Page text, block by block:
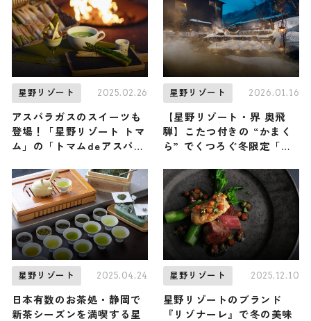
星野リゾート 2025.02.26
アスパラガスのスイーツも
登場！「星野リゾート トマ
ム」の「トマムdeアスパラ
スパラガスを食べ比べ
星野リゾート 2026.01.16
【星野リゾート・界 奥飛
騨】こたつ付きの “かまく
ら” でくつろぐ冬限定「飛
合掌造りから生まれた光の
雪景色は圧巻
星野リゾート 2025.04.24
日本有数のお茶処・静岡で
新茶シーズンを満喫する星
星野リゾート 2025.12.10
星野リゾートのブランド
『リゾナーレ』で冬の美味